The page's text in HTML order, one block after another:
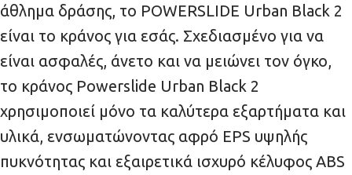
άθλημα δράσης, το POWERSLIDE Urban Black 2
είναι το κράνος για εσάς. Σχεδιασμένο για να
είναι ασφαλές, άνετο και να μειώνει τον όγκο,
το κράνος Powerslide Urban Black 2
χρησιμοποιεί μόνο τα καλύτερα εξαρτήματα και
υλικά, ενσωματώνοντας αφρό EPS υψηλής
πυκνότητας και εξαιρετικά ισχυρό κέλυφος ABS